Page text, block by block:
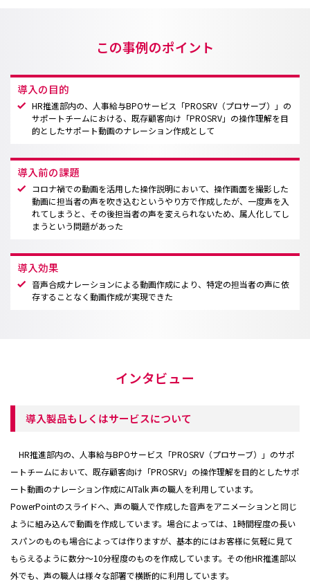
この事例のポイント
導入の目的
HR推進部内の、人事給与BPOサービス「PROSRV（プロサーブ）」の
サポートチームにおける、既存顧客向け「PROSRV」の操作理解を目
的としたサポート動画のナレーション作成として
導入前の課題
コロナ禍での動画を活用した操作説明において、操作画面を撮影した
動画に担当者の声を吹き込むというやり方で作成したが、一度声を入
れてしまうと、その後担当者の声を変えられないため、属人化してし
まうという問題があった
導入効果
音声合成ナレーションによる動画作成により、特定の担当者の声に依
存することなく動画作成が実現できた
インタビュー
導入製品もしくはサービスについて
HR推進部内の、人事給与BPOサービス「PROSRV（プロサーブ）」のサポ
ートチームにおいて、既存顧客向け「PROSRV」の操作理解を目的としたサポ
ート動画のナレーション作成にAITalk 声の職人を利用しています。
PowerPointのスライドへ、声の職人で作成した音声をアニメーションと同じ
ように組み込んで動画を作成しています。場合によっては、1時間程度の長い
スパンのものも場合によっては作りますが、基本的にはお客様に気軽に見て
もらえるように数分～10分程度のものを作成しています。その他HR推進部以
外でも、声の職人は様々な部署で横断的に利用しています。